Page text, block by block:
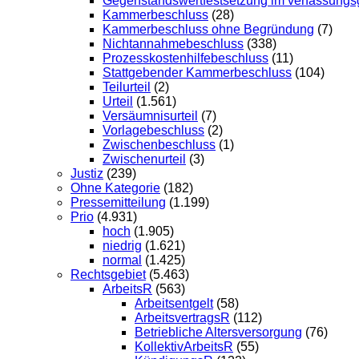
Kammerbeschluss (28)
Kammerbeschluss ohne Begründung (7)
Nichtannahmebeschluss (338)
Prozesskostenhilfebeschluss (11)
Stattgebender Kammerbeschluss (104)
Teilurteil (2)
Urteil (1.561)
Versäumnisurteil (7)
Vorlagebeschluss (2)
Zwischenbeschluss (1)
Zwischenurteil (3)
Justiz (239)
Ohne Kategorie (182)
Pressemitteilung (1.199)
Prio (4.931)
hoch (1.905)
niedrig (1.621)
normal (1.425)
Rechtsgebiet(5.463)
ArbeitsR (563)
Arbeitsentgelt(58)
ArbeitsvertragsR (112)
Betriebliche Altersversorgung (76)
KollektivArbeitsR (55)